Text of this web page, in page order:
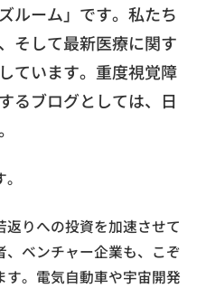
ルーム」です。私たち
そして最新医療に関す
ています。重度視覚障
るブログとしては、日
りへの投資を加速させて
、ベンチャー企業も、こぞ
す。電気自動車や宇宙開発